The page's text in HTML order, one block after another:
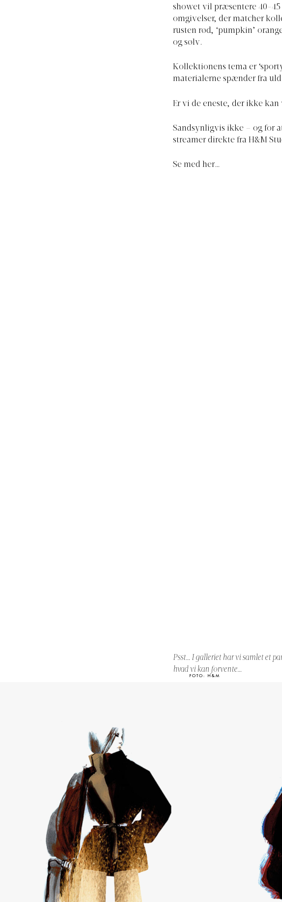
showet vil præsentere 40-
omgivelser, der matcher
rusten rød, ‘pumpkin’
og sølv.
Kollektionens tema er
materialerne spænder fra
Er vi de eneste, der ikke
Sandsynligvis ikke – og for
streamer direkte fra H&M
Se med her…
Psst… I galleriet har vi samlet et
hvad vi kan forvente…
FOTO: H&M